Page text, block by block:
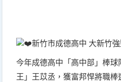
新竹市成德高中 大新竹
今年成德高中「高中部」棒球
王」王苡丞，獲富邦悍將職